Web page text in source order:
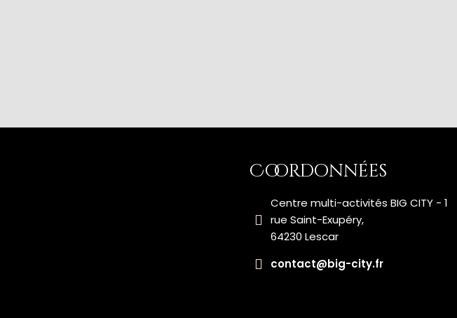
Coordonnées
Centre multi-activités BIG CITY - 1
rue Saint-Exupéry,
64230 Lescar
contact@big-city.fr